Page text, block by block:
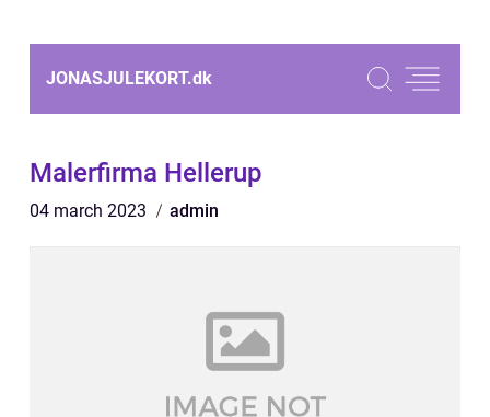
JONASJULEKORT.dk
Malerfirma Hellerup
04 march 2023 admin